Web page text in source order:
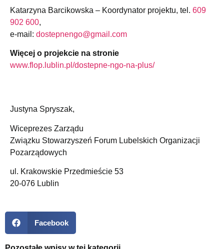
Katarzyna Barcikowska – Koordynator projektu, tel. 609
902 600,
e-mail: dostepnengo@gmail.com
Więcej o projekcie na stronie
www.flop.lublin.pl/dostepne-ngo-na-plus/
Justyna Spryszak,
Wiceprezes Zarządu
Związku Stowarzyszeń Forum Lubelskich Organizacji
Pozarządowych
ul. Krakowskie Przedmieście 53
20-076 Lublin
Facebook